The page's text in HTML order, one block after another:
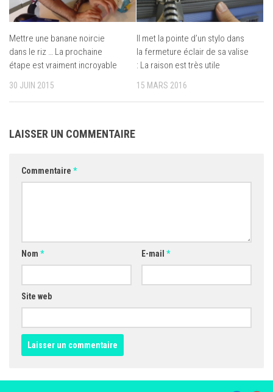
Mettre une banane noircie
dans le riz … La prochaine
étape est vraiment incroyable
30 JUIN 2015
Il met la pointe d’un stylo dans
la fermeture éclair de sa valise
: La raison est très utile
15 MARS 2016
LAISSER UN COMMENTAIRE
Commentaire *
Nom * E-mail *
Site web